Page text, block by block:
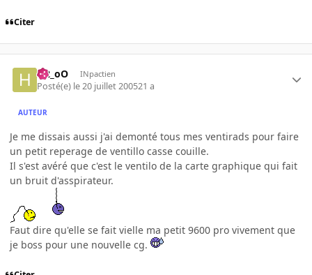
Citer
H2_oO INpactien
Posté(e) le 20 juillet 200521 a
AUTEUR
Je me dissais aussi j'ai demonté tous mes ventirads pour faire
un petit reperage de ventillo casse couille.
Il s'est avéré que c'est le ventilo de la carte graphique qui fait
un bruit d'asspirateur.
Faut dire qu'elle se fait vielle ma petit 9600 pro vivement que
je boss pour une nouvelle cg.